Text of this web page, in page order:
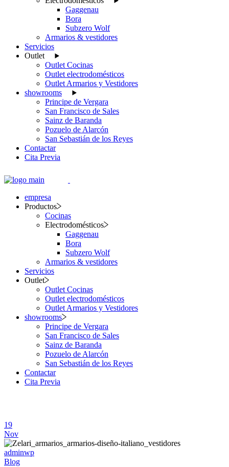
Gaggenau
Bora
Subzero Wolf
Armarios & vestidores
Servicios
Outlet
Outlet Cocinas
Outlet electrodomésticos
Outlet Armarios y Vestidores
showrooms
Principe de Vergara
San Francisco de Sales
Sainz de Baranda
Pozuelo de Alarcón
San Sebastián de los Reyes
Contactar
Cita Previa
empresa
Productos
Cocinas
Electrodomésticos
Gaggenau
Bora
Subzero Wolf
Armarios & vestidores
Servicios
Outlet
Outlet Cocinas
Outlet electrodomésticos
Outlet Armarios y Vestidores
showrooms
Principe de Vergara
San Francisco de Sales
Sainz de Baranda
Pozuelo de Alarcón
San Sebastián de los Reyes
Contactar
Cita Previa
19
Nov
adminwp
Blog